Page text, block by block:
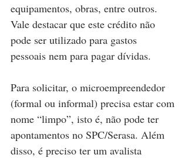
equipamentos, obras, entre outros.
Vale destacar que este crédito não
pode ser utilizado para gastos
pessoais nem para pagar dívidas.
Para solicitar, o microempreendedor
(formal ou informal) precisa estar com
nome “limpo”, isto é, não pode ter
apontamentos no SPC/Serasa. Além
disso, é preciso ter um avalista